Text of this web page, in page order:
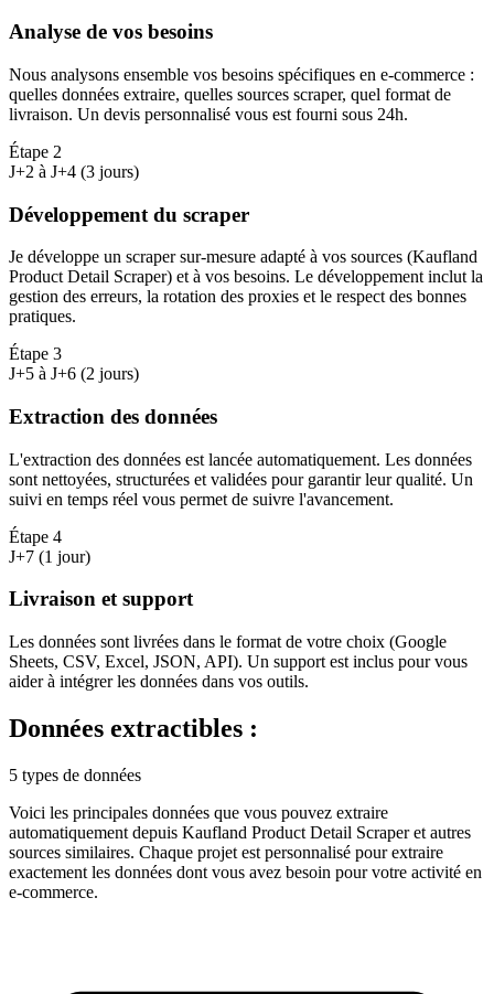
Analyse de vos besoins
Nous analysons ensemble vos besoins spécifiques en e-commerce :
quelles données extraire, quelles sources scraper, quel format de
livraison. Un devis personnalisé vous est fourni sous 24h.
Étape 2
J+2 à J+4 (3 jours)
Développement du scraper
Je développe un scraper sur-mesure adapté à vos sources (Kaufland
Product Detail Scraper) et à vos besoins. Le développement inclut la
gestion des erreurs, la rotation des proxies et le respect des bonnes
pratiques.
Étape 3
J+5 à J+6 (2 jours)
Extraction des données
L'extraction des données est lancée automatiquement. Les données
sont nettoyées, structurées et validées pour garantir leur qualité. Un
suivi en temps réel vous permet de suivre l'avancement.
Étape 4
J+7 (1 jour)
Livraison et support
Les données sont livrées dans le format de votre choix (Google
Sheets, CSV, Excel, JSON, API). Un support est inclus pour vous
aider à intégrer les données dans vos outils.
Données extractibles :
5 types de données
Voici les principales données que vous pouvez extraire
automatiquement depuis Kaufland Product Detail Scraperet autres
sources similaires. Chaque projet est personnalisé pour extraire
exactement les données dont vous avez besoin pour votre activité en
e-commerce.